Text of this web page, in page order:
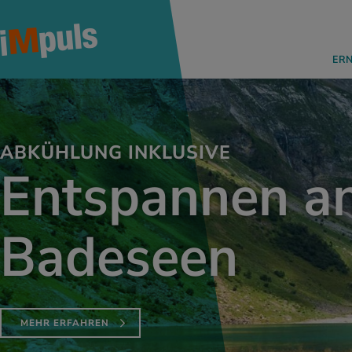
ABKÜHLUNG INKLUSIVE
Entspannen
Badeseen
MEHR ERFAHREN